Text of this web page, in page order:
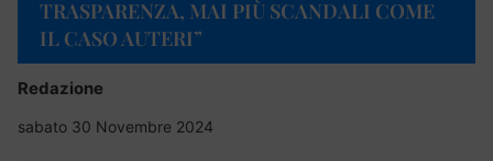
TRASPARENZA, MAI PIÙ SCANDALI COME
IL CASO AUTERI”
Redazione
sabato 30 Novembre 2024